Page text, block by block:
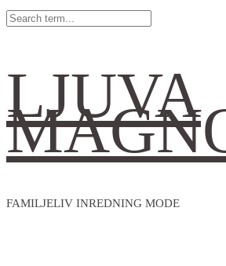
LJUVA
FAMILJELIV INREDNING MODE